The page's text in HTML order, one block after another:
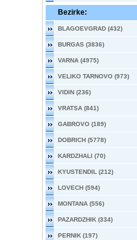
Bezirke:
BLAGOEVGRAD (432)
BURGAS (3836)
VARNA (4975)
VELIKO TARNOVO (973)
VIDIN (236)
VRATSA (841)
GABROVO (189)
DOBRICH (5778)
KARDZHALI (70)
KYUSTENDIL (212)
LOVECH (594)
MONTANA (556)
PAZARDZHIK (334)
PERNIK (197)